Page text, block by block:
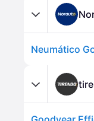
Neumático